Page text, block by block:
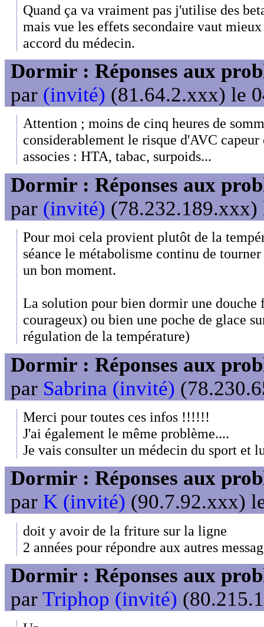
Quand ça va vraiment pas j'utilise des
mais vue les effets secondaire vaut
accord du médecin.
Dormir : Réponses aux
par (invité) (81.64.2.xxx) le
Attention ; moins de cinq heures de
considerablement le risque d'AVC
associes : HTA, tabac, surpoids...
Dormir : Réponses aux
par (invité) (78.232.189.xxx)
Pour moi cela provient plutôt de la
séance le métabolisme continu de
un bon moment.
La solution pour bien dormir une
courageux) ou bien une poche de glace
régulation de la température)
Dormir : Réponses aux
par Sabrina (invité)
Merci pour toutes ces infos !!!!!!
J'ai également le même problème....
Je vais consulter un médecin du sport et
Dormir : Réponses aux
par K (invité) (90.7.92.xxx)
doit y avoir de la friture sur la ligne
2 années pour répondre aux autres
Dormir : Réponses aux
par Triphop (invité)